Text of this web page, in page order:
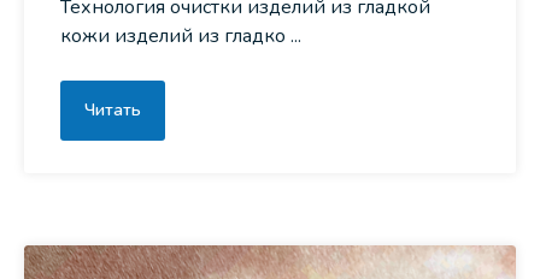
Технология очистки изделий из гладкой
кожи изделий из гладко ...
Читать